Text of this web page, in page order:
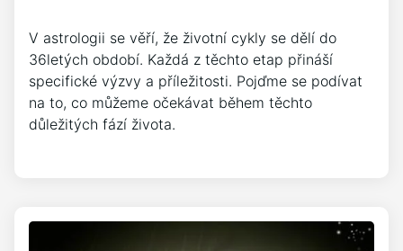
V astrologii se věří, že životní cykly se dělí do
36letých období. Každá z těchto etap přináší
specifické výzvy a příležitosti. Pojďme se podívat
na to, co můžeme očekávat během těchto
důležitých fází života.